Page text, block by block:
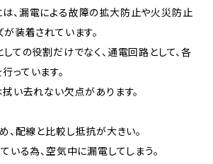
、漏電による故障の拡大防止や火災防止
装着されています。
しての役割だけでなく、通電回路として、各
っています。
拭い去れない欠点があります。
、配線と比較し抵抗が大きい。
る為、空気中に漏電してしまう。